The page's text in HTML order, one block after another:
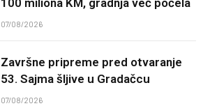
100 miliona KM, gradnja već počela
07/08/2026
Završne pripreme pred otvaranje
53. Sajma šljive u Gradačcu
07/08/2026